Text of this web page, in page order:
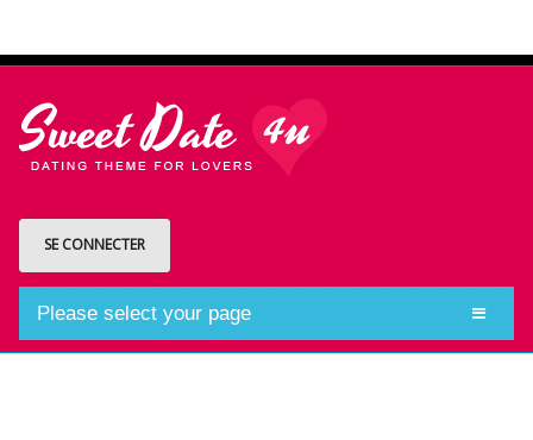
SE CONNECTER
Please select your page